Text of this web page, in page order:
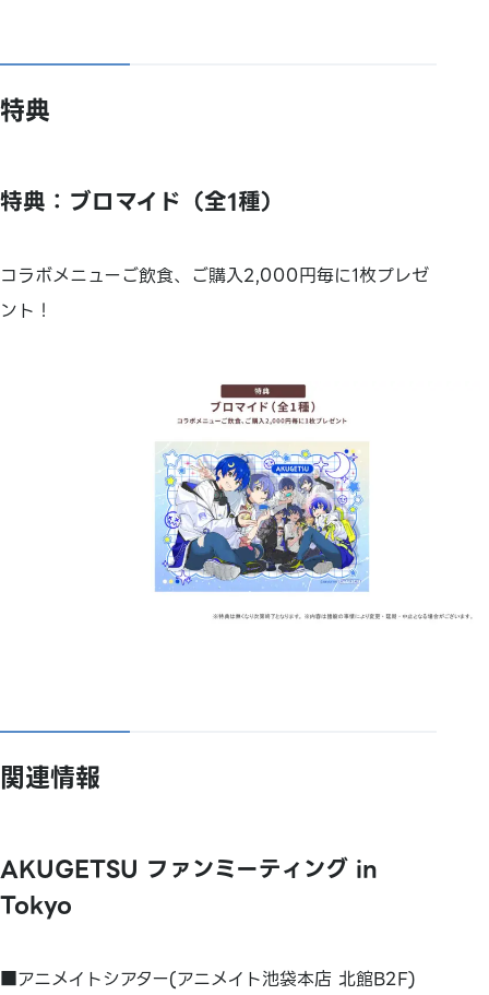
特典
特典：ブロマイド（全1種）
コラボメニューご飲食、ご購入2,000円毎に1枚プレゼ
ント！
関連情報
AKUGETSU ファンミーティング in
Tokyo
■アニメイトシアター(アニメイト池袋本店 北館B2F)